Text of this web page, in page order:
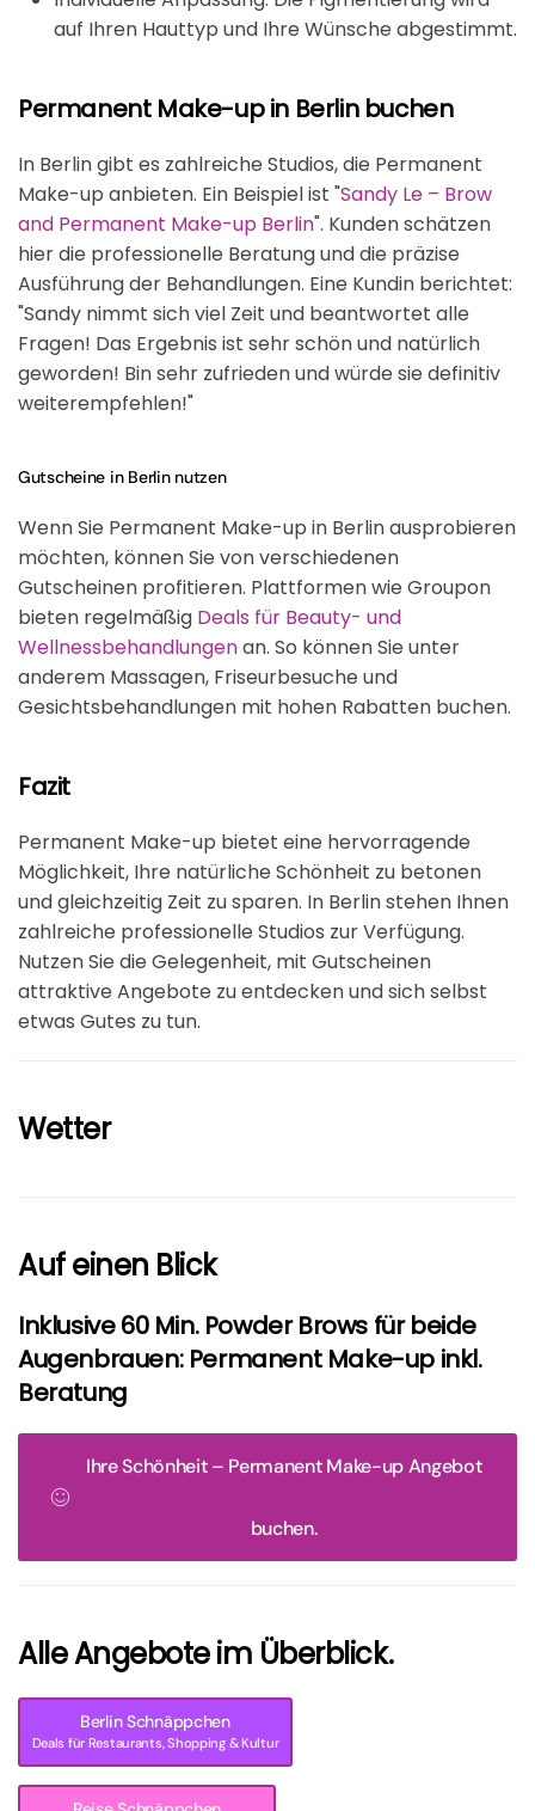
auf Ihren Hauttyp und Ihre Wünsche abgestimmt.
Permanent Make-up in Berlin buchen
In Berlin gibt es zahlreiche Studios, die Permanent
Make-up anbieten. Ein Beispiel ist "Sandy Le – Brow
and Permanent Make-up Berlin". Kunden schätzen
hier die professionelle Beratung und die präzise
Ausführung der Behandlungen. Eine Kundin berichtet:
"Sandy nimmt sich viel Zeit und beantwortet alle
Fragen! Das Ergebnis ist sehr schön und natürlich
geworden! Bin sehr zufrieden und würde sie definitiv
weiterempfehlen!"
Gutscheine in Berlin nutzen
Wenn Sie Permanent Make-up in Berlin ausprobieren
möchten, können Sie von verschiedenen
Gutscheinen profitieren. Plattformen wie Groupon
bieten regelmäßig Deals für Beauty- und
Wellnessbehandlungenan. So können Sie unter
anderem Massagen, Friseurbesuche und
Gesichtsbehandlungen mit hohen Rabatten buchen.
Fazit
Permanent Make-up bietet eine hervorragende
Möglichkeit, Ihre natürliche Schönheit zu betonen
und gleichzeitig Zeit zu sparen. In Berlin stehen Ihnen
zahlreiche professionelle Studios zur Verfügung.
Nutzen Sie die Gelegenheit, mit Gutscheinen
attraktive Angebote zu entdecken und sich selbst
etwas Gutes zu tun.
Wetter
Auf einen Blick
Inklusive 60 Min. Powder Brows für beide
Augenbrauen: Permanent Make-up inkl.
Beratung
Ihre Schönheit – Permanent Make-up Angebot
buchen.
Alle Angebote im Überblick.
Berlin Schnäppchen
Deals für Restaurants, Shopping & Kultur